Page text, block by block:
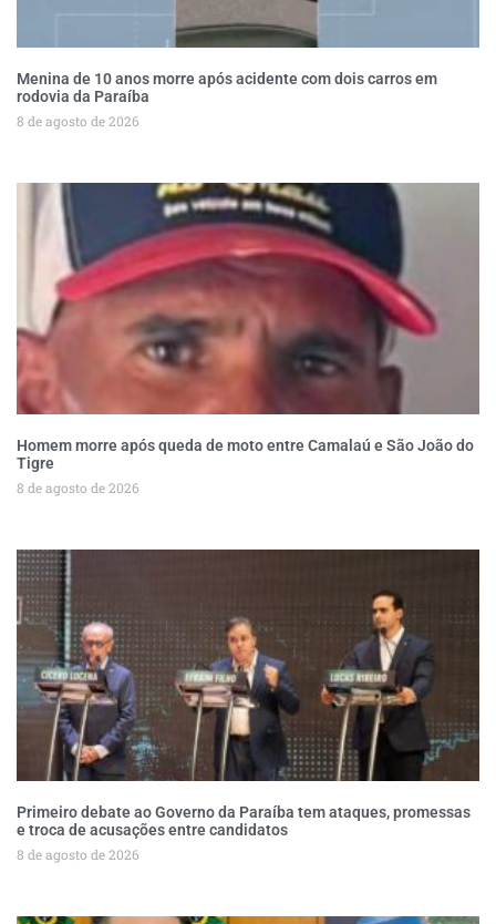
Menina de 10 anos morre após acidente com dois carros em
rodovia da Paraíba
8 de agosto de 2026
Homem morre após queda de moto entre Camalaú e São João do
Tigre
8 de agosto de 2026
Primeiro debate ao Governo da Paraíba tem ataques, promessas
e troca de acusações entre candidatos
8 de agosto de 2026